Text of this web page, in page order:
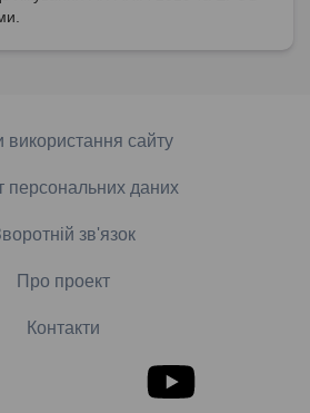
використання сайту
персональних даних
зв'язок
Про проект
Контакти